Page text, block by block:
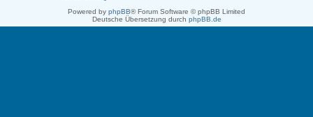
Powered by phpBB® Forum Software © phpBB Limited
Deutsche Übersetzung durch phpBB.de